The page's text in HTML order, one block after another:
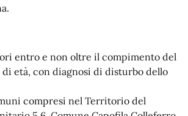
entro e non oltre il compimento del
età, con diagnosi di disturbo dello
compresi nel Territorio del